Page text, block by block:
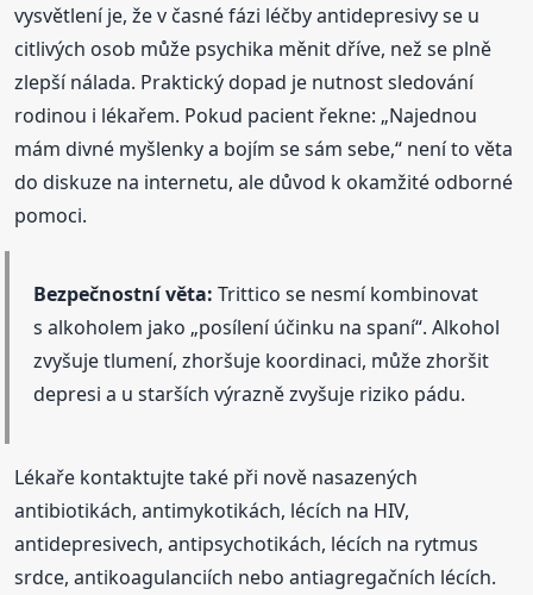
vysvětlení je, že v časné fázi léčby antidepresivy se u
citlivých osob může psychika měnit dříve, než se plně
zlepší nálada. Praktický dopad je nutnost sledování
rodinou i lékařem. Pokud pacient řekne: „Najednou
mám divné myšlenky a bojím se sám sebe,“ není to věta
do diskuze na internetu, ale důvod k okamžité odborné
pomoci.
Bezpečnostní věta: Trittico se nesmí kombinovat
s alkoholem jako „posílení účinku na spaní“. Alkohol
zvyšuje tlumení, zhoršuje koordinaci, může zhoršit
depresi a u starších výrazně zvyšuje riziko pádu.
Lékaře kontaktujte také při nově nasazených
antibiotikách, antimykotikách, lécích na HIV,
antidepresivech, antipsychotikách, lécích na rytmus
srdce, antikoagulanciích nebo antiagregačních lécích.